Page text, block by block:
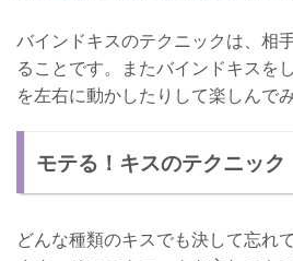
バインドキスのテクニックは、相
ることです。またバインドキスを
を左右に動かしたりして楽しんで
モテる！キスのテクニック
どんな種類のキスでも決して忘れ